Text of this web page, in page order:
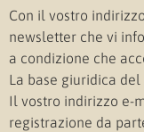
Con il vostro
newsletter che vi
a condizione che
La base giuridica del
Il vostro indirizzo e-
registrazione da